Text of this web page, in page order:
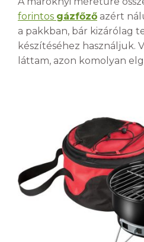
forintos gázfőző azért
a pakkban, bár kizárólag
készítéséhez használjuk.
láttam, azon komolyan